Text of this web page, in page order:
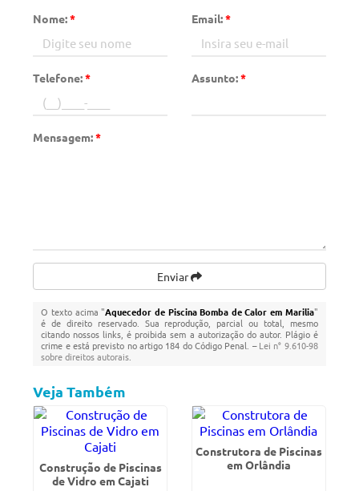
Nome:* Email:*
Telefone:* Assunto:*
Mensagem:*
Enviar
O texto acima "Aquecedor de Piscina Bomba de Calor em Marilia"
é de direito reservado. Sua reprodução, parcial ou total, mesmo
citando nossos links, é proibida sem a autorização do autor. Plágio é
crime e está previsto no artigo 184 do Código Penal. –Lei n° 9.610-98
sobre direitos autorais
Veja Também
Construção de Piscinas
de Vidro em Cajati
Construtora de Piscinas
em Orlândia